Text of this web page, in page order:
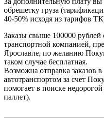
обрешетку груза
40-50% исходя из тарифов
Заказы свыше 100000
транспортной компанией,
Ярославле, по желанию
таком случае бесплатная.
Возможна отправка заказов
автотранспортом за счет
помогает в поиске
паллет).